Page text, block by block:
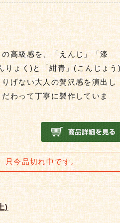
高級感を、「えんじ」「漆
りょく)と「紺青」(こんじょう
げない大人の贅沢感を演出し
わって丁寧に製作していま
只今品切れ中です。
)